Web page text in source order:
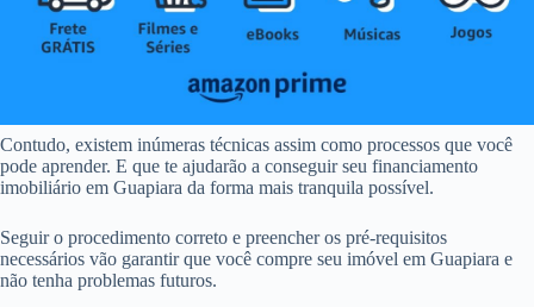
Contudo, existem inúmeras técnicas assim como processos que você
pode aprender. E que te ajudarão a conseguir seu financiamento
imobiliário em Guapiara da forma mais tranquila possível.
Seguir o procedimento correto e preencher os pré-requisitos
necessários vão garantir que você compre seu imóvel em Guapiara e
não tenha problemas futuros.